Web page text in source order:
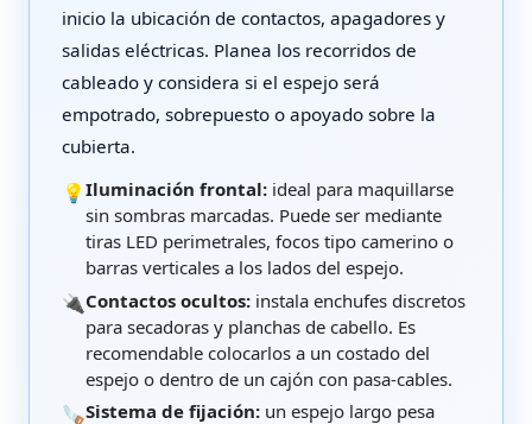
inicio la ubicación de contactos, apagadores y
salidas eléctricas. Planea los recorridos de
cableado y considera si el espejo será
empotrado, sobrepuesto o apoyado sobre la
cubierta.
💡Iluminación frontal: ideal para maquillarse
sin sombras marcadas. Puede ser mediante
tiras LED perimetrales, focos tipo camerino o
barras verticales a los lados del espejo.
🔌Contactos ocultos: instala enchufes discretos
para secadoras y planchas de cabello. Es
recomendable colocarlos a un costado del
espejo o dentro de un cajón con pasa-cables.
🪚Sistema de fijación: un espejo largo pesa